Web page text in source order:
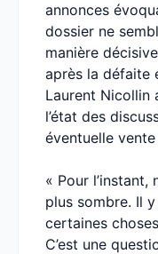
annonces
dossier ne
manière
après la défaite
Laurent Nicollin
l’état des
éventuelle
« Pour l’instant,
plus sombre. Il
certaines
C’est une